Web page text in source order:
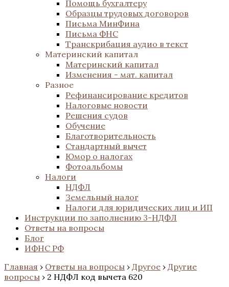
Помощь бухгалтеру
Образцы трудовых договоров
Письма МинФина
Письма ФНС
Транскрибация аудио в текст
Материнский капитал
Материнский капитал
Изменения - мат. капитал
Разное
Рефинансирование кредитов
Налоговые новости
Решения судов
Обучение
Благотворительность
Стандартный вычет
Юмор о налогах
Фотоальбомы
Налоги
НДФЛ
Земельный налог
Налоги для юридических лиц и ИП
Инструкции по заполнению 3-НДФЛ
Ответы на вопросы
Блог
ИФНС РФ
Главная › Ответы на вопросы › Другое › Другие
вопросы › 2 НДФЛ код вычета 620